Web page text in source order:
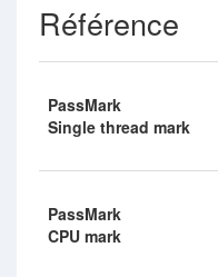
Référence
PassMark
Single thread mark
PassMark
CPU mark